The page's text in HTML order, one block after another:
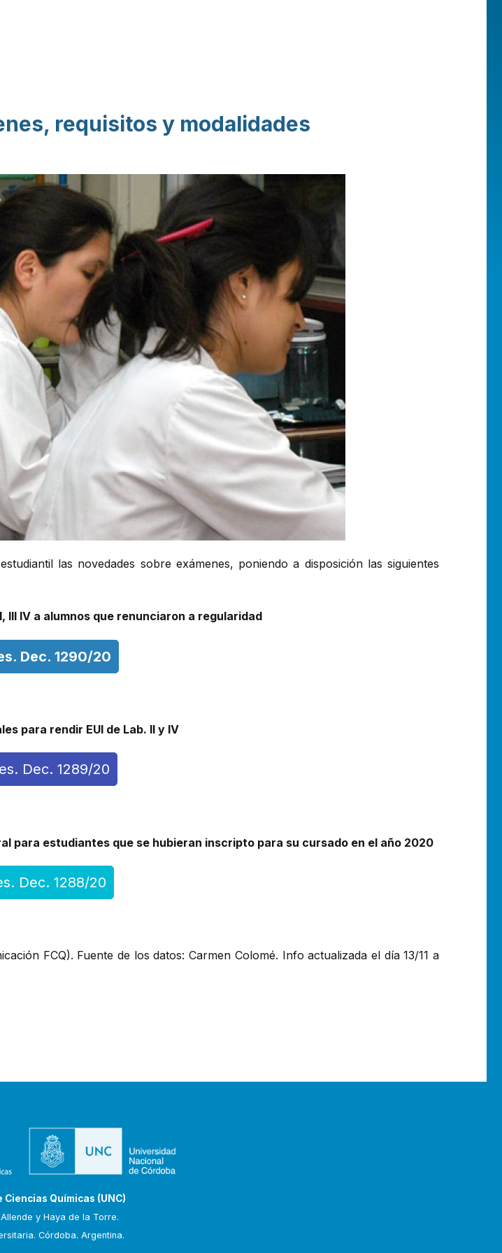
requisitos y modalidades
las novedades sobre exámenes, poniendo a disposición las siguientes
III IV a alumnos que renunciaron a regularidad
Dec. 1290/20
para rendir EUI de Lab. II y IV
Dec. 1289/20
para estudiantes que se hubieran inscripto para su cursado en el año 2020
Dec. 1288/20
FCQ). Fuente de los datos: Carmen Colomé. Info actualizada el día 13/11 a
Ciencias Químicas (UNC)
y Haya de la Torre.
Córdoba. Argentina.